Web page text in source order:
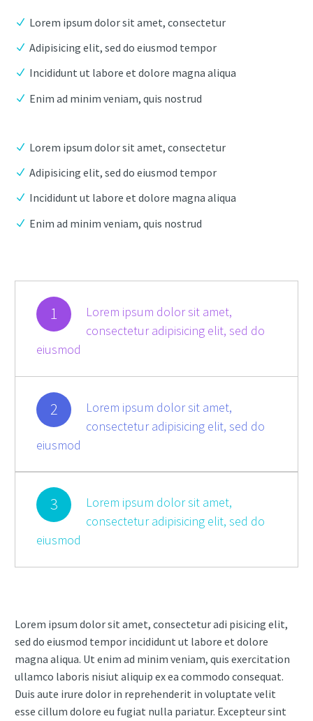
Lorem ipsum dolor sit amet, consectetur
Adipisicing elit, sed do eiusmod tempor
Incididunt ut labore et dolore magna aliqua
Enim ad minim veniam, quis nostrud
Lorem ipsum dolor sit amet, consectetur
Adipisicing elit, sed do eiusmod tempor
Incididunt ut labore et dolore magna aliqua
Enim ad minim veniam, quis nostrud
1
Lorem ipsum dolor sit amet,
consectetur adipisicing elit, sed do
eiusmod
2
Lorem ipsum dolor sit amet,
consectetur adipisicing elit, sed do
eiusmod
3
Lorem ipsum dolor sit amet,
consectetur adipisicing elit, sed do
eiusmod
Lorem ipsum dolor sit amet, consectetur adi pisicing elit,
sed do eiusmod tempor incididunt ut labore et dolore
magna aliqua. Ut enim ad minim veniam, quis exercitation
ullamco laboris nisiut aliquip ex ea commodo consequat.
Duis aute irure dolor in reprehenderit in voluptate velit
esse cillum dolore eu fugiat nulla pariatur. Excepteur sint